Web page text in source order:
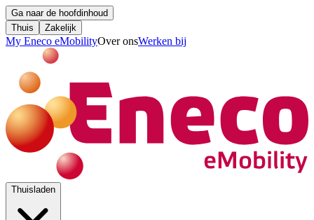
Ga naar de hoofdinhoud
Thuis
Zakelijk
My Eneco eMobilityOver onsWerken bij
Thuisladen